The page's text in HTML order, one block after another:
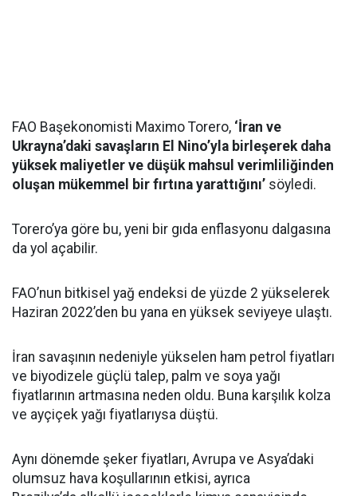
FAO Başekonomisti Maximo Torero, ‘İran ve
Ukrayna’daki savaşların El Nino’yla birleşerek daha
yüksek maliyetler ve düşük mahsul verimliliğinden
oluşan mükemmel bir fırtına yarattığını’ söyledi.
Torero’ya göre bu, yeni bir gıda enflasyonu dalgasına
da yol açabilir.
FAO’nun bitkisel yağ endeksi de yüzde 2 yükselerek
Haziran 2022’den bu yana en yüksek seviyeye ulaştı.
İran savaşının nedeniyle yükselen ham petrol fiyatları
ve biyodizele güçlü talep, palm ve soya yağı
fiyatlarının artmasına neden oldu. Buna karşılık kolza
ve ayçiçek yağı fiyatlarıysa düştü.
Aynı dönemde şeker fiyatları, Avrupa ve Asya’daki
olumsuz hava koşullarının etkisi, ayrıca